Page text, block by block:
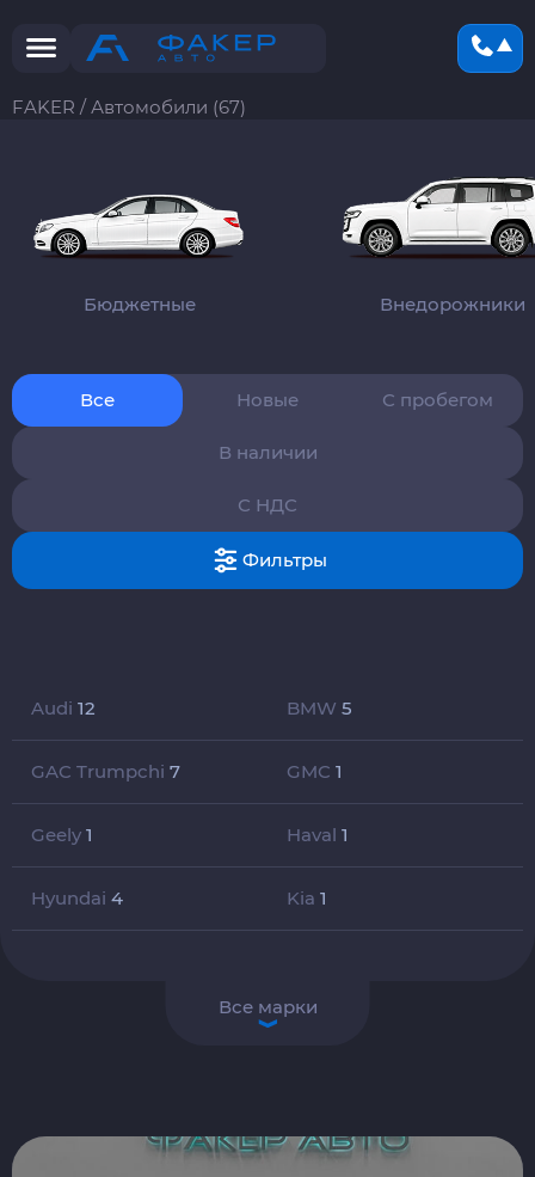
FAKER /Автомобили (67)
Бюджетные Внедорожники
Все Новые С пробегом
В наличии
С НДС
Фильтры
Audi 12 BMW 5
GAC Trumpchi 7 GMC 1
Geely 1 Haval 1
Hyundai 4 Kia 1
Все марки